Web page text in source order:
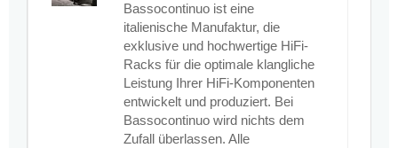
Bassocontinuo ist eine
italienische Manufaktur, die
exklusive und hochwertige HiFi-
Racks für die optimale klangliche
Leistung Ihrer HiFi-Komponenten
entwickelt und produziert. Bei
Bassocontinuo wird nichts dem
Zufall überlassen. Alle